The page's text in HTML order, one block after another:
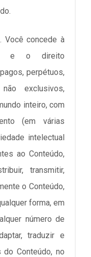
Você concede à
e o direito
perpétuos,
exclusivos,
inteiro, com
(em várias
intelectual
ao Conteúdo,
transmitir,
o Conteúdo,
forma, em
número de
traduzir e
Conteúdo, no